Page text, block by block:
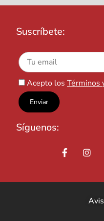
Suscríbete:
Acepto los Términos
Síguenos: